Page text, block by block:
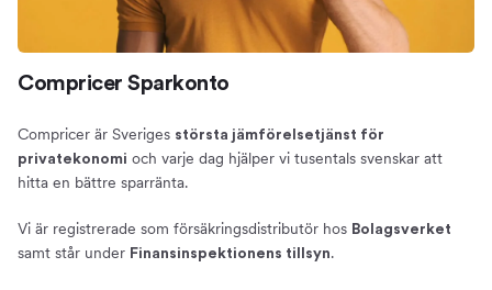
Compricer Sparkonto
Compricer är Sveriges största jämförelsetjänst för
privatekonomi och varje dag hjälper vi tusentals svenskar att
hitta en bättre sparränta.
Vi är registrerade som försäkringsdistributör hos Bolagsverket
samt står under Finansinspektionens tillsyn.